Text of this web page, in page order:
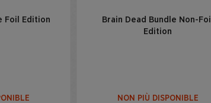
Foil Edition
Brain Dead Bundle Non-Foil
Edition
NON PIÙ DISPONIBLE